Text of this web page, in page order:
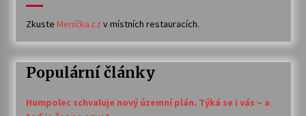
Zkuste Meníčka.cz v místních restauracích.
Populární články
Humpolec schvaluje nový územní plán. Týká se i vás – a